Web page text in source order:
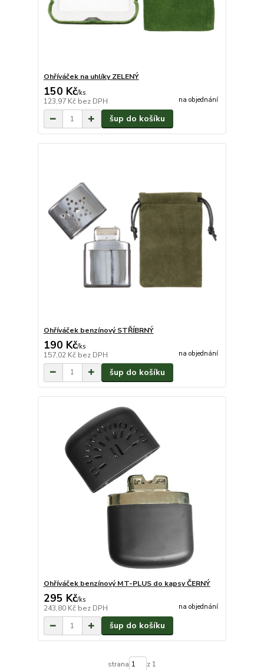
Ohříváček na uhlíky ZELENÝ
150 Kč/ks
123,97 Kč bez DPH na objednání
šup do košíku
Ohříváček benzínový STŘÍBRNÝ
190 Kč/ks
157,02 Kč bez DPH na objednání
šup do košíku
Ohříváček benzínový MT-PLUS do kapsy ČERNÝ
295 Kč/ks
243,80 Kč bez DPH na objednání
šup do košíku
strana z 1